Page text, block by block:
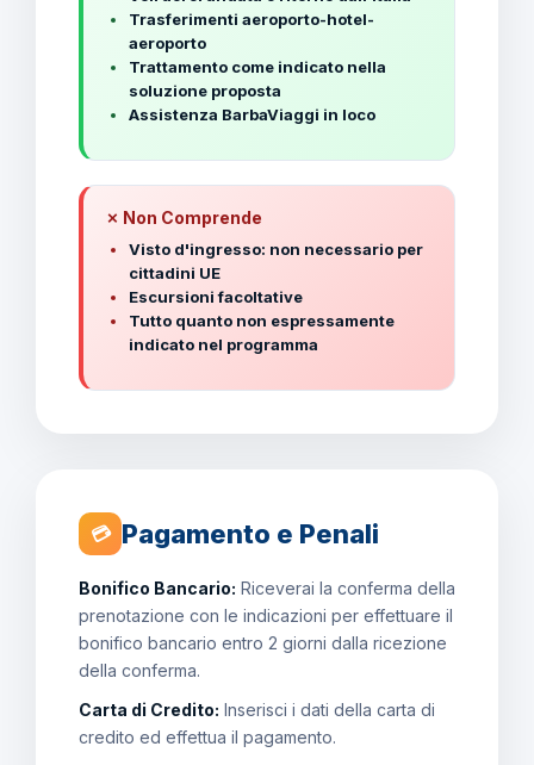
Trasferimenti aeroporto-hotel-
aeroporto
Trattamento come indicato nella
soluzione proposta
Assistenza BarbaViaggi in loco
✗ Non Comprende
Visto d'ingresso: non necessario per
cittadini UE
Escursioni facoltative
Tutto quanto non espressamente
indicato nel programma
💳 Pagamento e Penali
Bonifico Bancario: Riceverai la conferma della
prenotazione con le indicazioni per effettuare il
bonifico bancario entro 2 giorni dalla ricezione
della conferma.
Carta di Credito: Inserisci i dati della carta di
credito ed effettua il pagamento.